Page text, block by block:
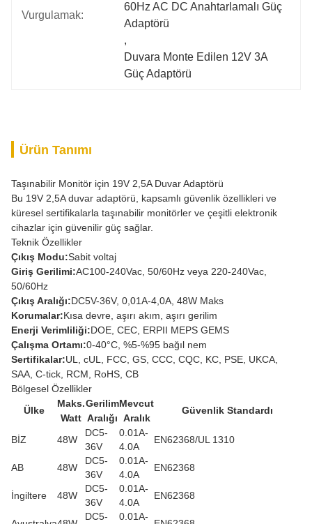
Vurgulamak:
60Hz AC DC Anahtarlamalı Güç
Adaptörü
,
Duvara Monte Edilen 12V 3A
Güç Adaptörü
Ürün Tanımı
Taşınabilir Monitör için 19V 2,5A Duvar Adaptörü
Bu 19V 2,5A duvar adaptörü, kapsamlı güvenlik özellikleri ve
küresel sertifikalarla taşınabilir monitörler ve çeşitli elektronik
cihazlar için güvenilir güç sağlar.
Teknik Özellikler
Çıkış Modu:Sabit voltaj
Giriş Gerilimi:AC100-240Vac, 50/60Hz veya 220-240Vac,
50/60Hz
Çıkış Aralığı:DC5V-36V, 0,01A-4,0A, 48W Maks
Korumalar:Kısa devre, aşırı akım, aşırı gerilim
Enerji Verimliliği:DOE, CEC, ERPII MEPS GEMS
Çalışma Ortamı:0-40°C, %5-%95 bağıl nem
Sertifikalar:UL, cUL, FCC, GS, CCC, CQC, KC, PSE, UKCA,
SAA, C-tick, RCM, RoHS, CB
Bölgesel Özellikler
Ülke
Maks.
Watt
Gerilim
Aralığı
Mevcut
Aralık
Güvenlik Standardı
BİZ 48W
DC5-
36V
0.01A-
4.0A
EN62368/UL 1310
AB 48W
DC5-
36V
0.01A-
4.0A
EN62368
İngiltere 48W
DC5-
36V
0.01A-
4.0A
EN62368
DC5- 0.01A-